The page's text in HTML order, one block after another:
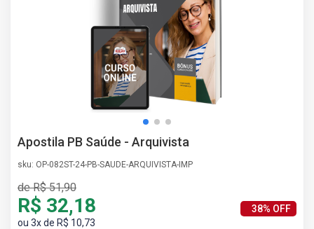
Apostila PB Saúde - Arquivista
sku: OP-082ST-24-PB-SAUDE-ARQUIVISTA-IMP
de R$ 51,90
R$ 32,18
ou 3x de R$ 10,73
38% OFF